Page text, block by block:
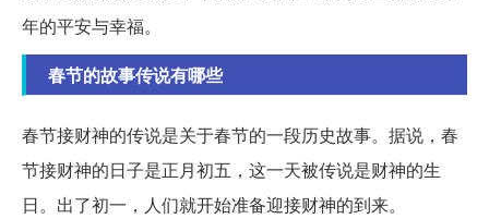
年的平安与幸福。
春节的故事传说有哪些
春节接财神的传说是关于春节的一段历史故事。据说，春
节接财神的日子是正月初五，这一天被传说是财神的生
日。出了初一，人们就开始准备迎接财神的到来。